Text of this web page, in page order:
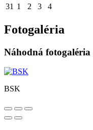
31 1 2 3 4
Fotogaléria
Náhodná fotogaléria
BSK